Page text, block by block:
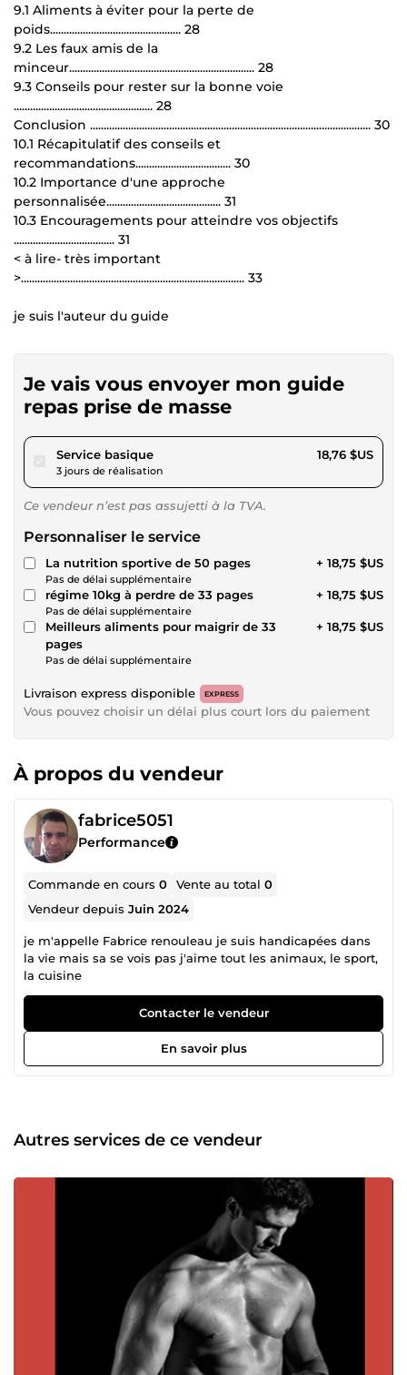
9.1 Aliments à éviter pour la perte de
poids................................................ 28
9.2 Les faux amis de la
minceur.................................................................... 28
9.3 Conseils pour rester sur la bonne voie
................................................... 28
Conclusion ....................................................................................................... 30
10.1 Récapitulatif des conseils et
recommandations................................... 30
10.2 Importance d'une approche
personnalisée.......................................... 31
10.3 Encouragements pour atteindre vos objectifs
..................................... 31
< à lire- très important
>.................................................................................. 33
je suis l'auteur du guide
Je vais vous envoyer mon guide
repas prise de masse
Service basiquepour 17,28 $US
3 jours de réalisation
18,76 $US
Ce vendeur n’est pas assujetti à la TVA.
Personnaliser le service
La nutrition sportive de 50 pages
Pas de délai supplémentaire
+ 18,75 $US
régime 10kg à perdre de 33 pages
Pas de délai supplémentaire
+ 18,75 $US
Meilleurs aliments pour maigrir de 33
pages
Pas de délai supplémentaire
+ 18,75 $US
Livraison express disponible EXPRESS
Vous pouvez choisir un délai plus court lors du paiement
À propos du vendeur
fabrice5051
Performance
Commande en cours0 Vente au total0
Vendeur depuisJuin 2024
je m'appelle Fabrice renouleau je suis handicapées dans
la vie mais sa se vois pas j'aime tout les animaux, le sport,
la cuisine
Contacter le vendeur
En savoir plus
Autres services de ce vendeur